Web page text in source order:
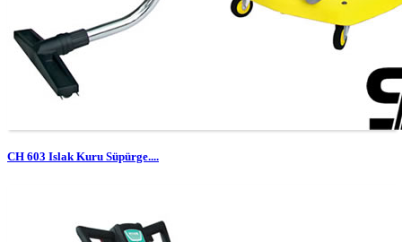
CH 603 Islak Kuru Süpürge....